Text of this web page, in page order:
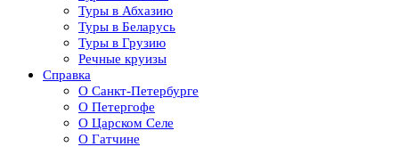
Туры в Абхазию
Туры в Беларусь
Туры в Грузию
Речные круизы
Справка
О Санкт-Петербурге
О Петергофе
О Царском Селе
О Гатчине